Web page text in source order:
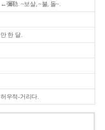
←彌勒. ~보살, ~불, 돌~.
만 한 달.
허우적-거리다.